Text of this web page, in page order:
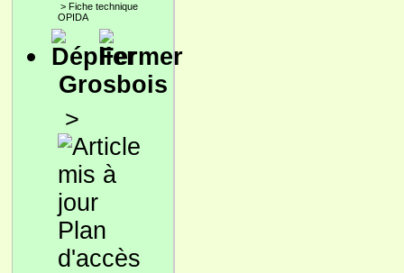
> Fiche technique
OPIDA
Grosbois
>
Plan
d'accès